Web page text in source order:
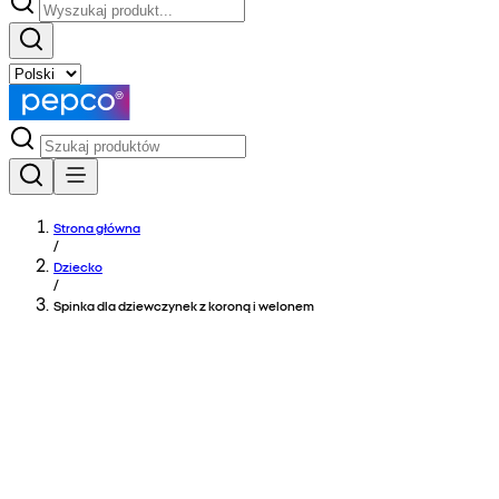
Strona główna
/
Dziecko
/
Spinka dla dziewczynek z koroną i welonem